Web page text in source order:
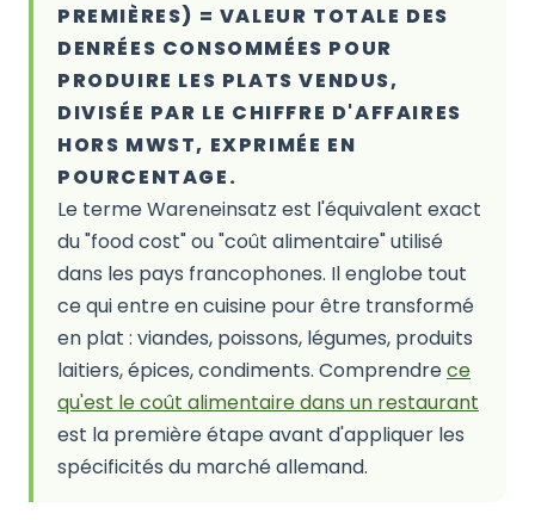
PREMIÈRES) = VALEUR TOTALE DES
DENRÉES CONSOMMÉES POUR
PRODUIRE LES PLATS VENDUS,
DIVISÉE PAR LE CHIFFRE D'AFFAIRES
HORS MWST, EXPRIMÉE EN
POURCENTAGE.
Le terme Wareneinsatz est l'équivalent exact
du "food cost" ou "coût alimentaire" utilisé
dans les pays francophones. Il englobe tout
ce qui entre en cuisine pour être transformé
en plat : viandes, poissons, légumes, produits
laitiers, épices, condiments. Comprendrece
qu'est le coût alimentaire dans un restaurant
est la première étape avant d'appliquer les
spécificités du marché allemand.